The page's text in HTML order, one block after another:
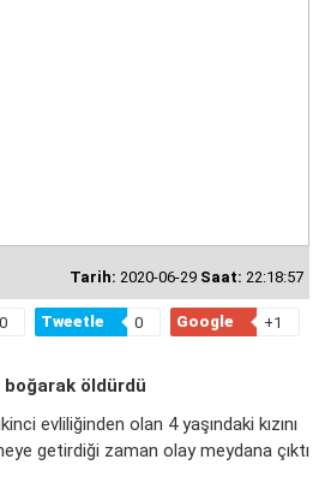
Tarih: 2020-06-29 Saat: 22:18:57
0 Tweetle 0 Google +1
boğarak öldürdü
evliliğinden olan 4 yaşındaki kızını
getirdiği zaman olay meydana çıktı